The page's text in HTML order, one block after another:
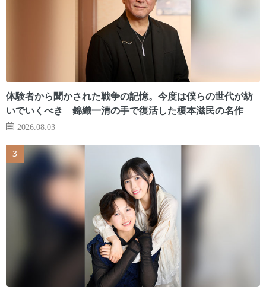
体験者から聞かされた戦争の記憶。今度は僕らの世代が紡
いでいくべき 錦織一清の手で復活した榎本滋民の名作
2026.08.03